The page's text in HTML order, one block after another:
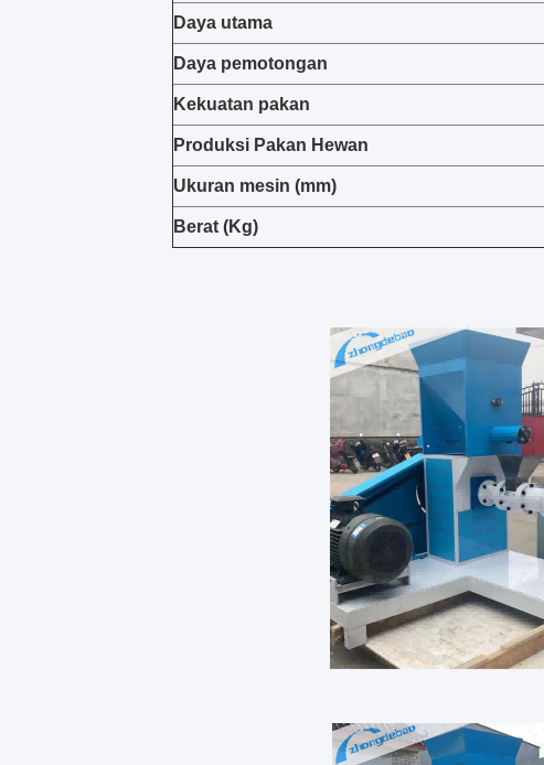
Daya utama
Daya pemotongan
Kekuatan pakan
Produksi Pakan Hewan
Ukuran mesin (mm)
Berat (Kg)